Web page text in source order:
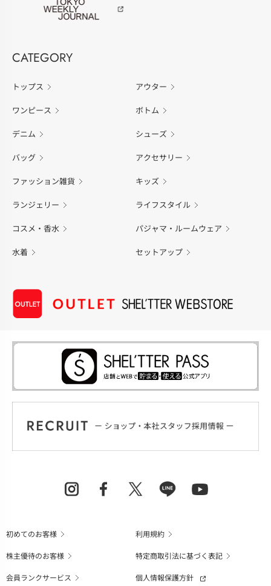
CATEGORY
トップス アウター
ワンピース ボトム
デニム シューズ
バッグ アクセサリー
ファッション雑貨 キッズ
ランジェリー ライフスタイル
コスメ・香水 パジャマ・ルームウェア
水着 セットアップ
初めてのお客様
利用規約
株主優待のお客様
特定商取引法に基づく表記
会員ランクサービス
個人情報保護方針